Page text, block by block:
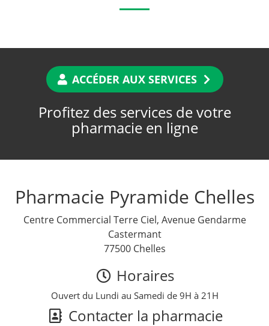
ACCÉDER AUX SERVICES
Profitez des services de votre
pharmacie en ligne
Pharmacie Pyramide Chelles
Centre Commercial Terre Ciel, Avenue Gendarme
Castermant
77500 Chelles
Horaires
Ouvert du Lundi au Samedi de 9H à 21H
Contacter la pharmacie